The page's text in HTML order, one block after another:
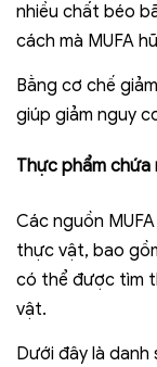
nhiều chất béo
cách mà MUFA
Bằng cơ chế
giúp giảm nguy
Thực phẩm
Các nguồn
thực vật, bao
có thể được tìm
vật.
Dưới đây là